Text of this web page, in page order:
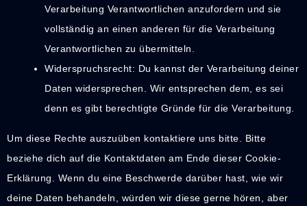
Verarbeitung Verantwortlichen anzufordern und sie
vollständig an einen anderen für die Verarbeitung
Verantwortlichen zu übermitteln.
Widerspruchsrecht: Du kannst der Verarbeitung deiner
Daten widersprechen. Wir entsprechen dem, es sei
denn es gibt berechtigte Gründe für die Verarbeitung.
Um diese Rechte auszuüben kontaktiere uns bitte. Bitte
beziehe dich auf die Kontaktdaten am Ende dieser Cookie-
Erklärung. Wenn du eine Beschwerde darüber hast, wie wir
deine Daten behandeln, würden wir diese gerne hören, aber